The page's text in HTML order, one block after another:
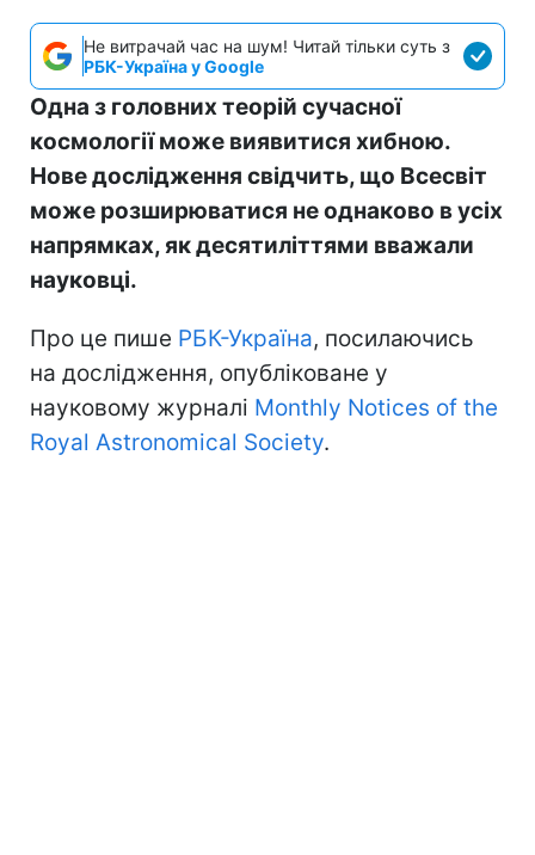
Не витрачай час на шум! Читай тільки суть з
РБК-Україна у Google
Одна з головних теорій сучасної
космології може виявитися хибною.
Нове дослідження свідчить, що Всесвіт
може розширюватися не однаково в усіх
напрямках, як десятиліттями вважали
науковці.
Про це пише РБК-Україна, посилаючись
на дослідження, опубліковане у
науковому журналі Monthly Notices of the
Royal Astronomical Society.